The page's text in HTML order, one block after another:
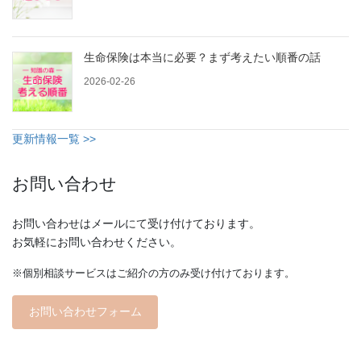
生命保険は本当に必要？まず考えたい順番の話
2026-02-26
更新情報一覧 >>
お問い合わせ
お問い合わせはメールにて受け付けております。
お気軽にお問い合わせください。
※個別相談サービスはご紹介の方のみ受け付けております。
お問い合わせフォーム